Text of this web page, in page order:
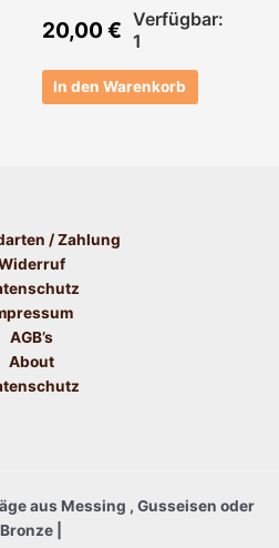
20,00€ Verfügbar:
1
In den Warenkorb
/ Zahlung
AGB’s
About
aus Messing , Gusseisen oder
Bronze |